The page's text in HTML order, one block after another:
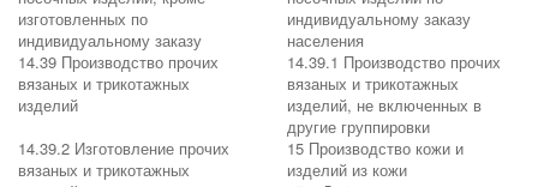
изготовленных по
индивидуальному заказу
индивидуальному заказу
населения
14.39 Производство прочих
вязаных и трикотажных
изделий
14.39.1 Производство прочих
вязаных и трикотажных
изделий, не включенных в
другие группировки
14.39.2 Изготовление прочих
вязаных и трикотажных
15 Производство кожи и
изделий из кожи